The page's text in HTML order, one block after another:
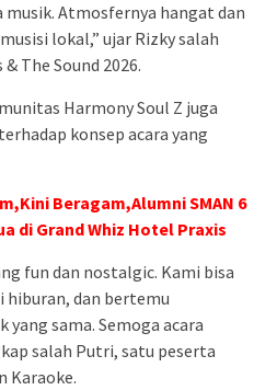
Atmosfernya hangat dan
lokal,” ujar Rizky salah
The Sound 2026.
Harmony Soul Z juga
konsep acara yang
Beragam,Alumni SMAN 6
di Grand Whiz Hotel Praxis
fun dan nostalgic. Kami bisa
hiburan, dan bertemu
sama. Semoga acara
salah Putri, satu peserta
Karaoke.